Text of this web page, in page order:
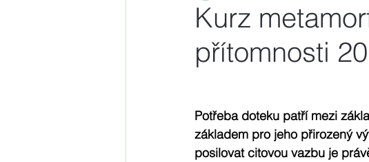
Kurz
přítomnosti
Potřeba doteku patří mezi
základem pro jeho přirozený
posilovat citovou vazbu je